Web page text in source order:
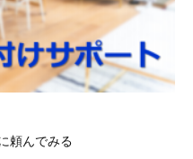
頼んでみる